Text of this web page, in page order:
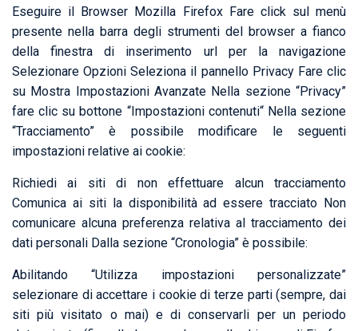
Eseguire il Browser Mozilla Firefox Fare click sul menù
presente nella barra degli strumenti del browser a fianco
della finestra di inserimento url per la navigazione
Selezionare Opzioni Seleziona il pannello Privacy Fare clic
su Mostra Impostazioni Avanzate Nella sezione “Privacy”
fare clic su bottone “Impostazioni contenuti“ Nella sezione
“Tracciamento” è possibile modificare le seguenti
impostazioni relative ai cookie:
Richiedi ai siti di non effettuare alcun tracciamento
Comunica ai siti la disponibilità ad essere tracciato Non
comunicare alcuna preferenza relativa al tracciamento dei
dati personali Dalla sezione “Cronologia” è possibile:
Abilitando “Utilizza impostazioni personalizzate”
selezionare di accettare i cookie di terze parti (sempre, dai
siti più visitato o mai) e di conservarli per un periodo